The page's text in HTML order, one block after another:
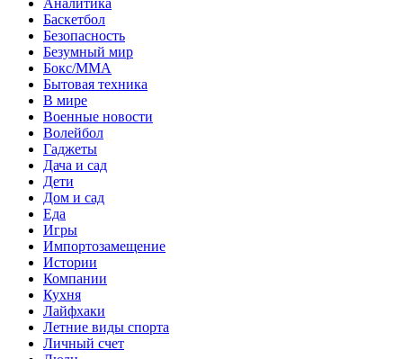
Баскетбол
Безопасность
Безумный мир
Бокс/MMA
Бытовая техника
В мире
Военные новости
Волейбол
Гаджеты
Дача и сад
Дети
Дом и сад
Еда
Игры
Импортозамещение
Истории
Компании
Кухня
Лайфхаки
Летние виды спорта
Личный счет